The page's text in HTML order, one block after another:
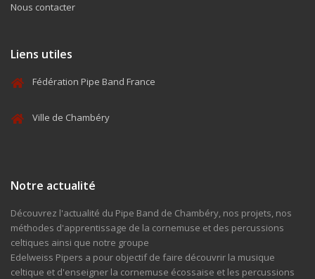
Nous contacter
Liens utiles
Fédération Pipe Band France
Ville de Chambéry
Notre actualité
Découvrez l'actualité du Pipe Band de Chambéry, nos projets, nos
méthodes d'apprentissage de la cornemuse et des percussions
celtiques ainsi que notre groupe
Edelweiss Pipers a pour objectif de faire découvrir la musique
celtique et d'enseigner la cornemuse écossaise et les percussions